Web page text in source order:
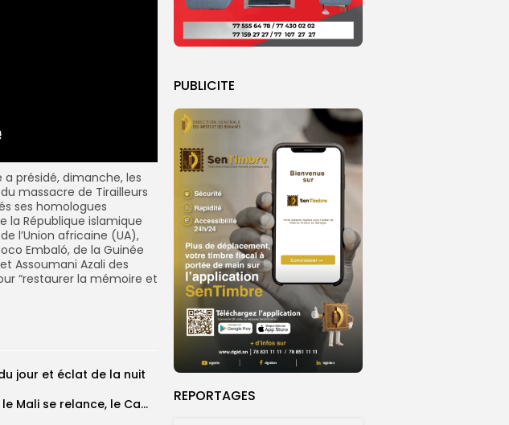
PUBLICITE
REPORTAGES
a présidé, dimanche, les
massacre de Tirailleurs
ses homologues
la République islamique
l’Union africaine (UA),
Embaló, de la Guinée
Assoumani Azali des
“restaurer la mémoire et
jour et éclat de la nuit
‎CAN Féminine 2026 : le Mali se relance, le Cameroun domine le...